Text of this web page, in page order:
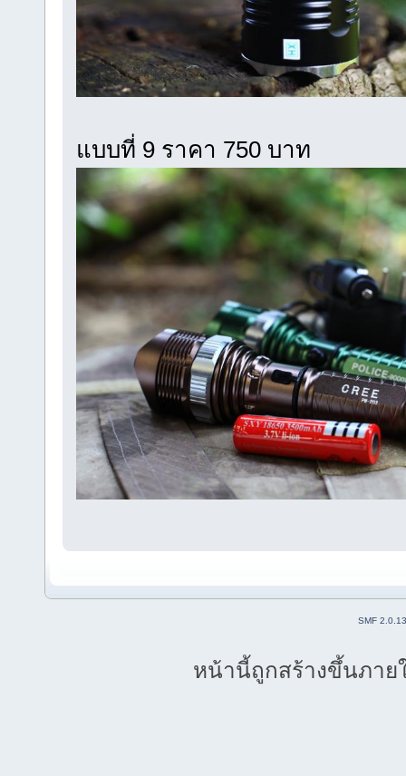
แบบที่ 9 ราคา 750 บาท
SMF 2.0.13
หน้านี้ถูกสร้างขึ้นภาย